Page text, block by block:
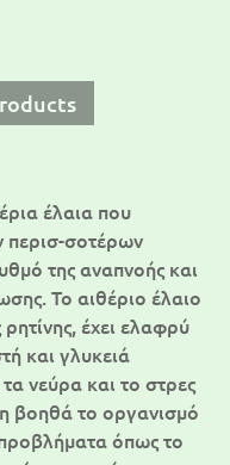
έλαια που
περισ-σοτέρων
της αναπνοής και
Το αιθέριο έλαιο
έχει ελαφρύ
και γλυκειά
νεύρα και το στρες
βοηθά το οργανισμό
όπως το